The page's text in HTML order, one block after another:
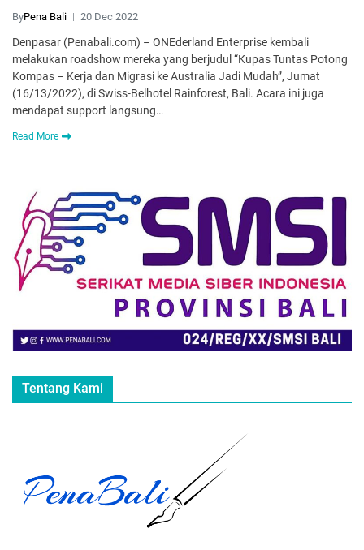
ByPena Bali 20 Dec 2022
Denpasar (Penabali.com) – ONEderland Enterprise kembali
melakukan roadshow mereka yang berjudul “Kupas Tuntas Potong
Kompas – Kerja dan Migrasi ke Australia Jadi Mudah”, Jumat
(16/13/2022), di Swiss-Belhotel Rainforest, Bali. Acara ini juga
mendapat support langsung…
Read More
Tentang Kami